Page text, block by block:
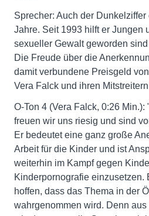
Sprecher: Auch der
Jahre. Seit 1993 hilft er Jungen
sexueller Gewalt geworden
Die Freude über die
damit verbundene Preisgeld
Vera Falck und ihren
O-Ton 4 (Vera Falck, 0:26
freuen wir uns riesig und sind
Er bedeutet eine ganz große
Arbeit für die Kinder und ist
weiterhin im Kampf gegen
Kinderpornografie einzusetzen.
hoffen, dass das Thema in der
wahrgenommen wird. Denn